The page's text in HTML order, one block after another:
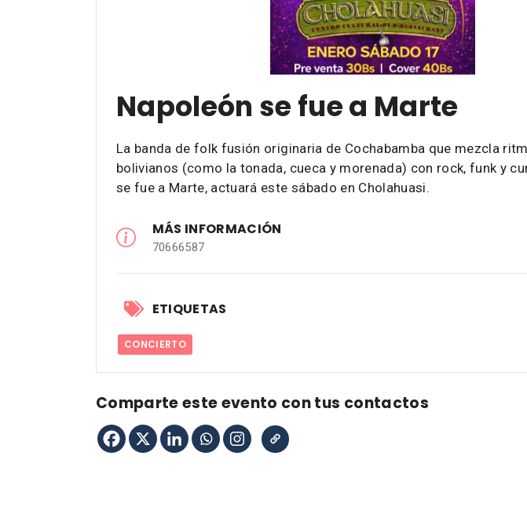
Napoleón se fue a Marte
La banda de folk fusión originaria de Cochabamba que mezcla
bolivianos (como la tonada, cueca y morenada) con rock, funk y
se fue a Marte, actuará este sábado en Cholahuasi.
MÁS INFORMACIÓN
70666587
ETIQUETAS
CONCIERTO
Comparte este evento con tus contactos